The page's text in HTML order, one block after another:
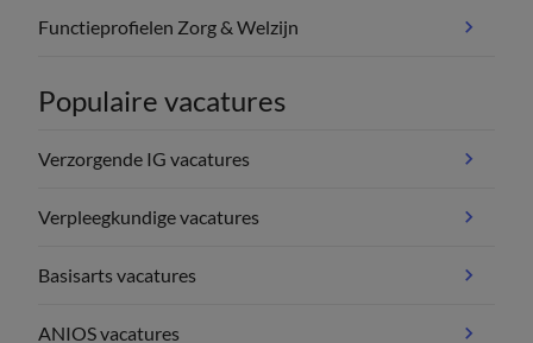
Functieprofielen Zorg & Welzijn
Populaire vacatures
Verzorgende IG vacatures
Verpleegkundige vacatures
Basisarts vacatures
ANIOS vacatures